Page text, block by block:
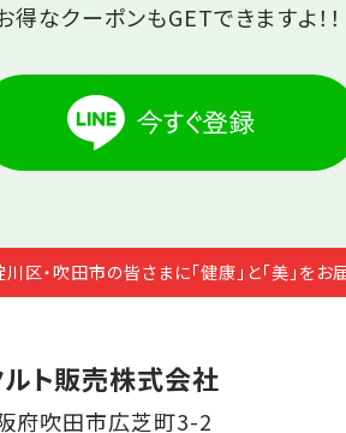
得なクーポンもGETできますよ！！
区・吹田市の皆さまに「健康」と「美」をお
ト販売株式会社
府吹田市広芝町3-2